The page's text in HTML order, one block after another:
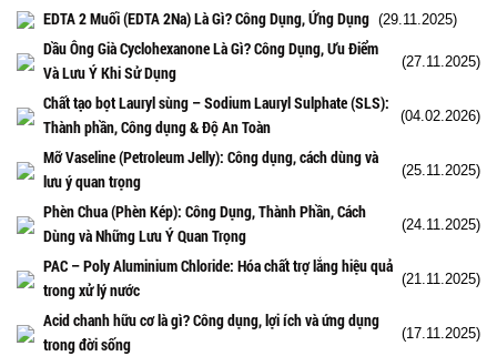
EDTA 2 Muối (EDTA 2Na) Là Gì? Công Dụng, Ứng Dụng (29.11.2025)
Dầu Ông Già Cyclohexanone Là Gì? Công Dụng, Ưu Điểm
Và Lưu Ý Khi Sử Dụng
(27.11.2025)
Chất tạo bọt Lauryl sùng – Sodium Lauryl Sulphate (SLS):
Thành phần, Công dụng & Độ An Toàn
(04.02.2026)
Mỡ Vaseline (Petroleum Jelly): Công dụng, cách dùng và
lưu ý quan trọng
(25.11.2025)
Phèn Chua (Phèn Kép): Công Dụng, Thành Phần, Cách
Dùng và Những Lưu Ý Quan Trọng
(24.11.2025)
PAC – Poly Aluminium Chloride: Hóa chất trợ lắng hiệu quả
trong xử lý nước
(21.11.2025)
Acid chanh hữu cơ là gì? Công dụng, lợi ích và ứng dụng
trong đời sống
(17.11.2025)